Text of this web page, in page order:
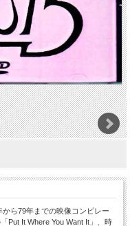
ら79年までの映像コンピレー
Put It Where You Want It」、時